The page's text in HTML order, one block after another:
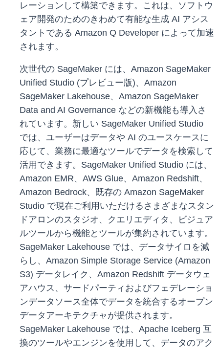
レーションして構築できます。これは、ソフトウ
ェア開発のためのきわめて有能な生成 AI アシス
タントである Amazon Q Developer によって加速
されます。
次世代の SageMaker には、Amazon SageMaker
Unified Studio (プレビュー版)、Amazon
SageMaker Lakehouse、Amazon SageMaker
Data and AI Governance などの新機能も導入さ
れています。新しい SageMaker Unified Studio
では、ユーザーはデータや AI のユースケースに
応じて、業務に最適なツールでデータを検索して
活用できます。SageMaker Unified Studio には、
Amazon EMR、AWS Glue、Amazon Redshift、
Amazon Bedrock、既存の Amazon SageMaker
Studio で現在ご利用いただけるさまざまなスタン
ドアロンのスタジオ、クエリエディタ、ビジュア
ルツールから機能とツールが集約されています。
SageMaker Lakehouse では、データサイロを減
らし、Amazon Simple Storage Service (Amazon
S3) データレイク、Amazon Redshift データウェ
アハウス、サードパーティおよびフェデレーショ
ンデータソース全体でデータを統合するオープン
データアーキテクチャが提供されます。
SageMaker Lakehouse では、Apache Iceberg 互
換のツールやエンジンを使用して、データのアク